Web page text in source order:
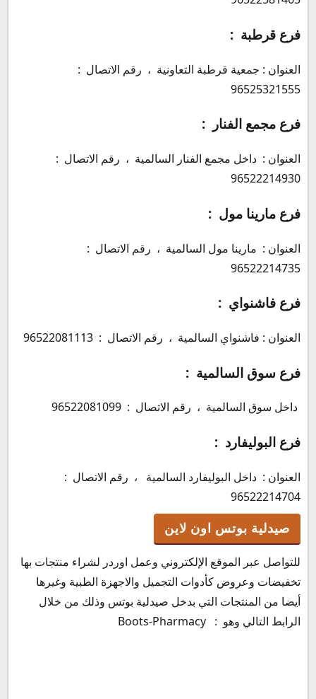
فرع قرطبة :
العنوان : جمعية قرطبة التعاونية ، رقم الاتصال :
96525321555
فرع مجمع الفنار :
العنوان : داخل مجمع الفنار السالمية ، رقم الاتصال :
96522214930
فرع مارينا مول :
العنوان : مارينا مول السالمية ، رقم الاتصال :
96522214735
فرع فاشنواي :
العنوان : فاشنواي السالمية ، رقم الاتصال : 96522081113
فرع سوق السالمية :
داخل سوق السالمية ، رقم الاتصال : 96522081099
فرع البوليفارد :
العنوان : داخل البوليفارد السالمية ، رقم الاتصال :
96522214704
صيدلية بوتس اون لاين
للتواصل عبر الموقع الإلكتروني وعمل اوردر لشراء منتجات بها
تخفيضات وعروض كأدوات التجميل والاجهزة الطبية وغيرها
أيضا من المنتجات التي بدخل صيدلية بوتس وذلك من خلال
الرابط التالي وهو : Boots-Pharmacy